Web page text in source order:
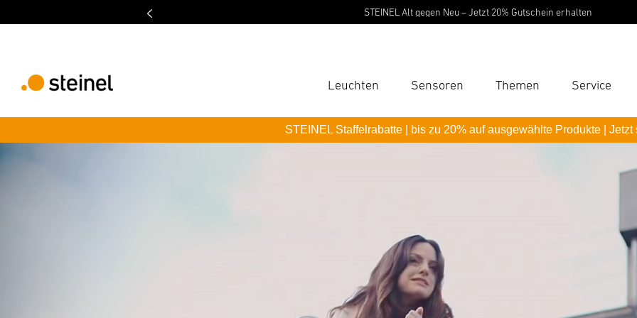
STEINEL Alt gegen Neu – Jetzt 20% Gutschein erhalten
Leuchten Sensoren Themen Service
Suche
STEINEL Staffelrabatte | bis zu 20% auf ausgewählte Produkte | Jetzt